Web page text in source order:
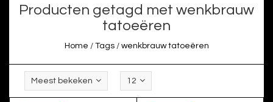
Producten getagd met wenkbrauw
tatoeëren
Home / Tags/ wenkbrauw tatoeëren
Meest bekeken 12